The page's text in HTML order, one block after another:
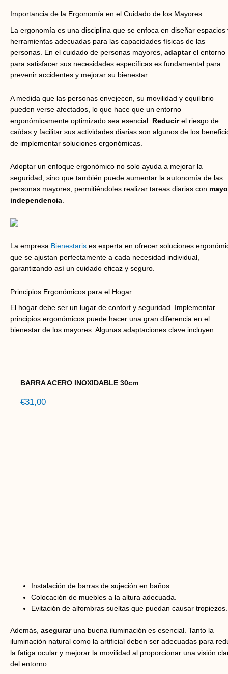
Importancia de la Ergonomía en el Cuidado de los Mayores
La ergonomía es una disciplina que se enfoca en diseñar espacios
herramientas adecuadas para las capacidades físicas de las
personas. En el cuidado de personas mayores, adaptarel entorno
para satisfacer sus necesidades específicas es fundamental para
prevenir accidentes y mejorar su bienestar.
A medida que las personas envejecen, su movilidad y equilibrio
pueden verse afectados, lo que hace que un entorno
ergonómicamente optimizado sea esencial.
Reducirel riesgo de
caídas y facilitar sus actividades diarias son algunos de los
de implementar soluciones ergonómicas.
Adoptar un enfoque ergonómico no solo ayuda a mejorar la
seguridad, sino que también puede aumentar la autonomía de las
personas mayores, permitiéndoles realizar tareas diarias con
independencia
La empresa Bienestaris es experta en ofrecer soluciones
que se ajustan perfectamente a cada necesidad individual,
garantizando así un cuidado eficaz y seguro.
Principios Ergonómicos para el Hogar
El hogar debe ser un lugar de confort y seguridad. Implementar
principios ergonómicos puede hacer una gran diferencia en el
bienestar de los mayores. Algunas adaptaciones clave incluyen:
BARRA ACERO INOXIDABLE 30cm
€31,00
Instalación de barras de sujeción en baños.
Colocación de muebles a la altura adecuada.
Evitación de alfombras sueltas que puedan causar tropiezos.
Además, aseguraruna buena iluminación es esencial. Tanto la
iluminación natural como la artificial deben ser adecuadas para
la fatiga ocular y mejorar la movilidad al proporcionar una visión
del entorno.